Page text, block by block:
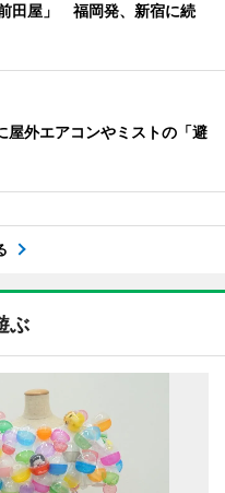
田屋」 福岡発、新宿に続
屋外エアコンやミストの「避
ぶ